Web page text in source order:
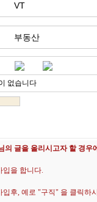
VT
부동산
없습니다
의 글을 올리시고자 할 경우
입을 합니다.
입후, 예로 "구직" 을 클릭하